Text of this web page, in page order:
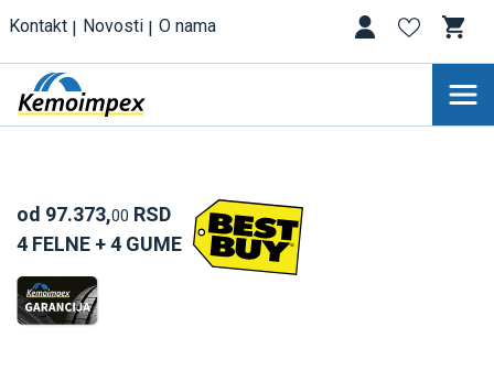
Kontakt Novosti O nama
od 97.373,00 RSD
4 FELNE + 4 GUME